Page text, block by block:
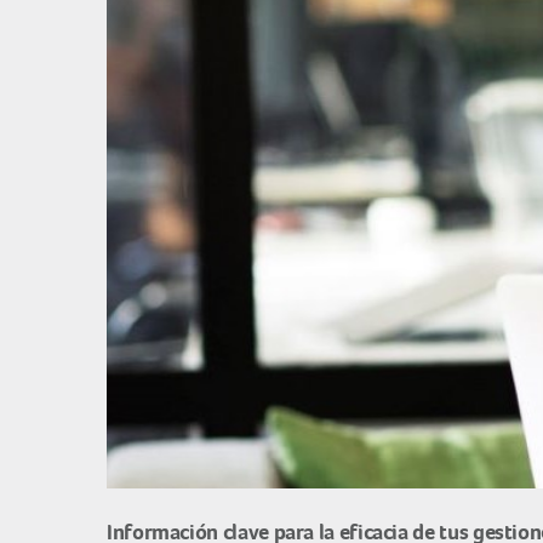
Información clave para la eficacia de tus